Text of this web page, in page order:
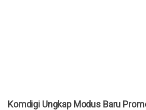
Komdigi Ungkap Modus Baru